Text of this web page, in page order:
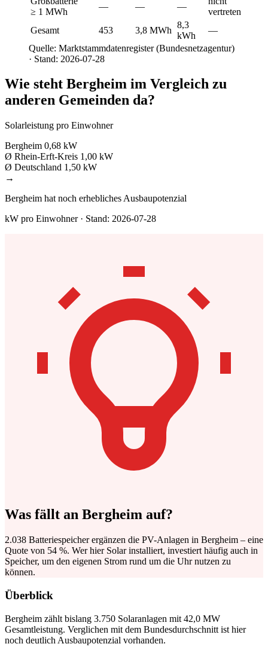
≥ 1 MWh
— — —
vertreten
Gesamt
453 3,8 MWh
8,3
kWh
—
Quelle: Marktstammdatenregister (Bundesnetzagentur)
· Stand: 2026-07-28
Wie steht Bergheim im Vergleich zu
anderen Gemeinden da?
Solarleistung pro Einwohner
Bergheim 0,68 kW
Ø Rhein-Erft-Kreis 1,00 kW
Ø Deutschland 1,50 kW
→
Bergheim hat noch erhebliches Ausbaupotenzial
kW pro Einwohner · Stand: 2026-07-28
Was fällt an Bergheim auf?
2.038 Batteriespeicher ergänzen die PV-Anlagen in Bergheim – eine
Quote von 54 %. Wer hier Solar installiert, investiert häufig auch in
Speicher, um den eigenen Strom rund um die Uhr nutzen zu
können.
Überblick
Bergheim zählt bislang 3.750 Solaranlagen mit 42,0 MW
Gesamtleistung. Verglichen mit dem Bundesdurchschnitt ist hier
noch deutlich Ausbaupotenzial vorhanden.